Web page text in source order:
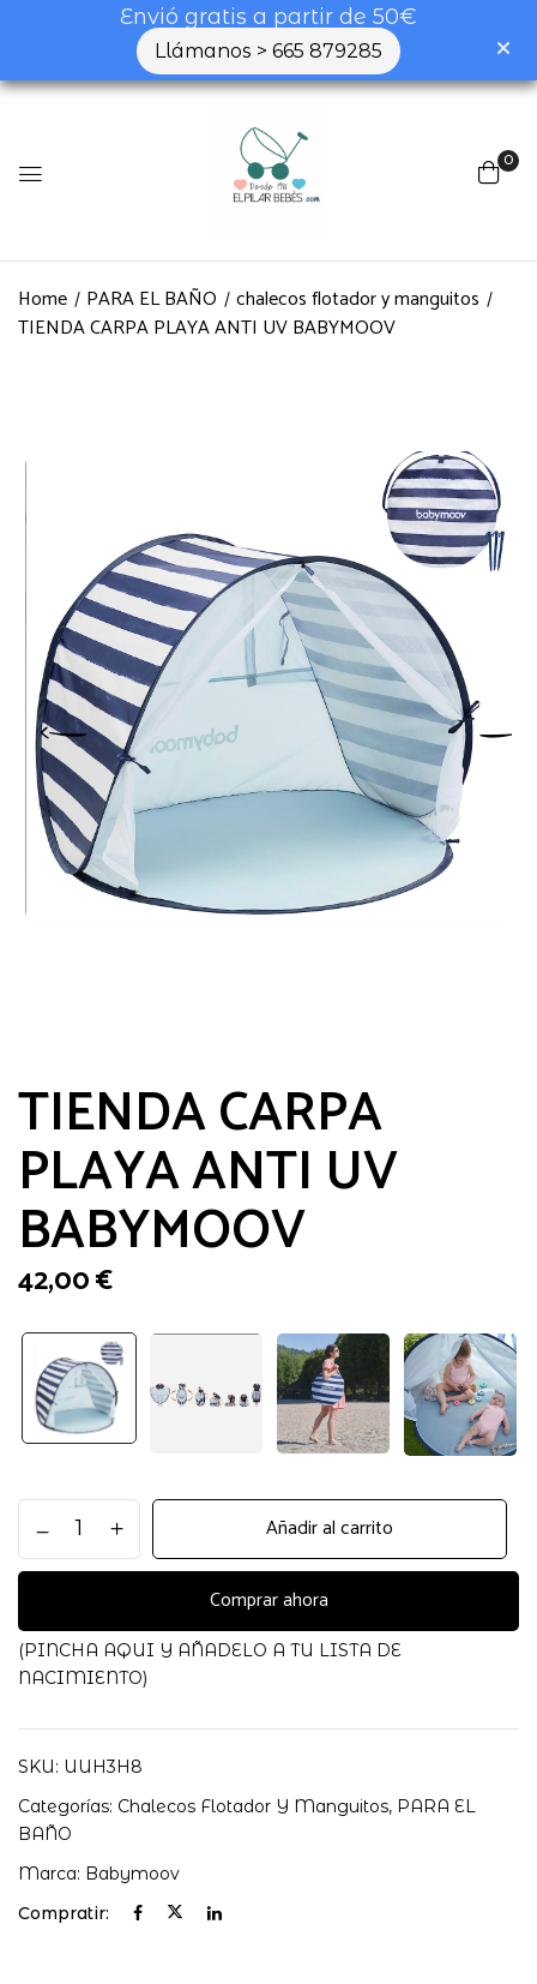
Envió gratis a partir de 50€
Llámanos > 665 879285
0
Home PARA EL BAÑO
chalecos flotador y manguitos
TIENDA CARPA PLAYA ANTI UV BABYMOOV
TIENDA CARPA
PLAYA ANTI UV
BABYMOOV
42,00€
CARPA
PLAYA
UV
BABYMOOV
cantidad
Añadir al carrito
Comprar ahora
(PINCHA AQUI Y AÑADELO A TU LISTA DE
NACIMIENTO)
SKU: UUH3H8
Categorías: Chalecos Flotador Y Manguitos, PARA EL
BAÑO
Marca: Babymoov
Compratir: